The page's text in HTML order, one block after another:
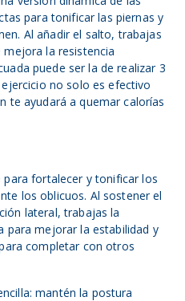
para tonificar las piernas y
Al añadir el salto, trabajas
la resistencia
puede ser la de realizar 3
no solo es efectivo
te ayudará a quemar calorías
para fortalecer y tonificar los
los oblicuos. Al sostener el
lateral, trabajas la
para mejorar la estabilidad y
completar con otros
mantén la postura